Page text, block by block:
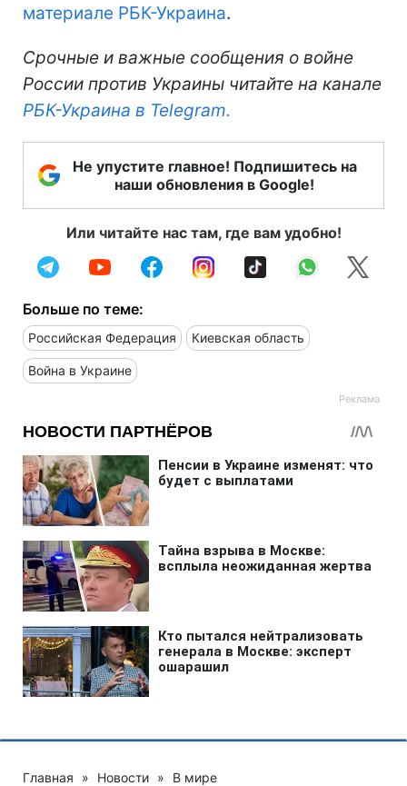
материале РБК-Украина.
Срочные и важные сообщения о войне
России против Украины читайте на канале
РБК-Украина в Telegram.
Не упустите главное! Подпишитесь на
наши обновления в Google!
Или читайте нас там, где вам удобно!
Больше по теме:
Российская Федерация Киевская область
Война в Украине
Главная » Новости » В мире